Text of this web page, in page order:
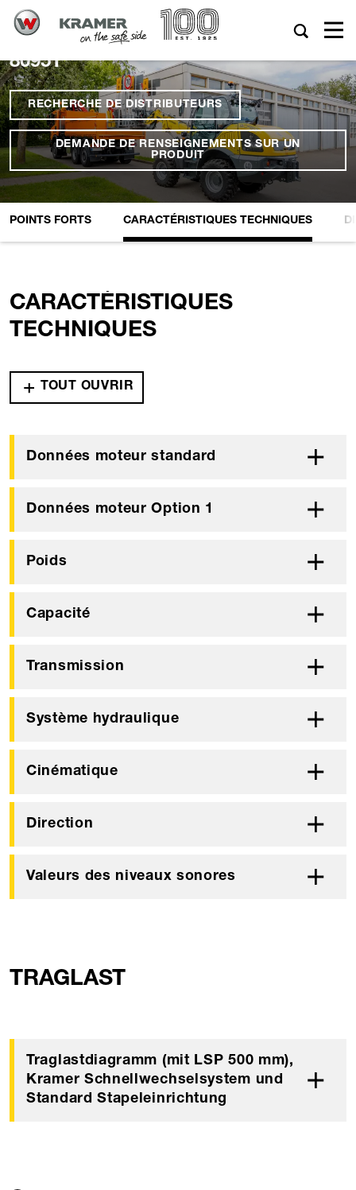
8095T
RECHERCHE DE DISTRIBUTEURS
DEMANDE DE RENSEIGNEMENTS SUR UN
PRODUIT
POINTS FORTS CARACTÉRISTIQUES TECHNIQUES
CARACTÉRISTIQUES
TECHNIQUES
TOUT OUVRIR
Données moteur standard
Données moteur Option 1
Poids
Capacité
Transmission
Système hydraulique
Cinématique
Direction
Valeurs des niveaux sonores
TRAGLAST
Traglastdiagramm (mit LSP 500 mm),
Kramer Schnellwechselsystem und
Standard Stapeleinrichtung